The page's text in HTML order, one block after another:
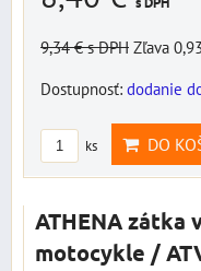
9,34 €s DPH Zľava
Dostupnosť: dodanie
ks DO
ATHENA zátka
motocykle /